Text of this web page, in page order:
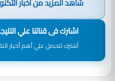
اشترك فى قناتنا علي
أشترك لتحصل علي أهم أخبار